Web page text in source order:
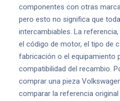
componentes con otras
pero esto no significa que
intercambiables. La
el código de motor, el tipo de
fabricación o el equipamiento
compatibilidad del recambio.
comprar una pieza
comparar la referencia